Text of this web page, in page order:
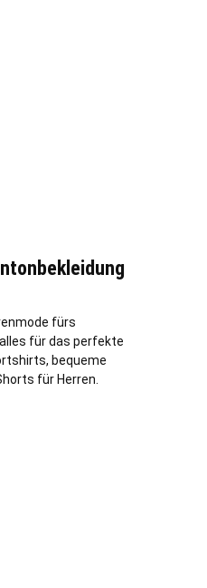
fürs
für das perfekte
bequeme
für Herren.